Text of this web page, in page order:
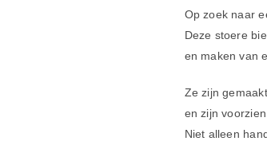
Op zoek naar
Deze stoere
en maken van
Ze zijn
en zijn
Niet alleen